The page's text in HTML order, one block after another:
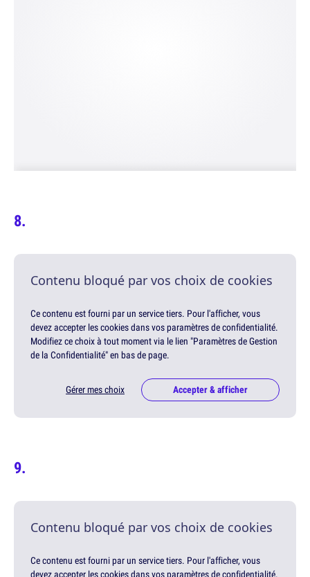
Contenu bloqué par vos choix de cookies
Ce contenu est fourni par un service tiers. Pour l'afficher, vous
devez accepter les cookies dans vos paramètres de confidentialité.
Modifiez ce choix à tout moment via le lien "Paramètres de Gestion
de la Confidentialité" en bas de page.
Gérer mes choix Accepter & afficher
Contenu bloqué par vos choix de cookies
Ce contenu est fourni par un service tiers. Pour l'afficher, vous
devez accepter les cookies dans vos paramètres de confidentialité.